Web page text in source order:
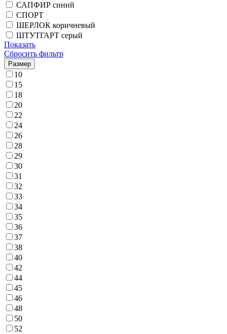
САПФИР синий
СПОРТ
ШЕРЛОК коричневый
ШТУТГАРТ серый
Показать
Сбросить фильтр
Размер
10
15
18
20
22
24
26
28
29
30
31
32
33
34
35
36
37
38
40
42
44
45
46
48
50
52